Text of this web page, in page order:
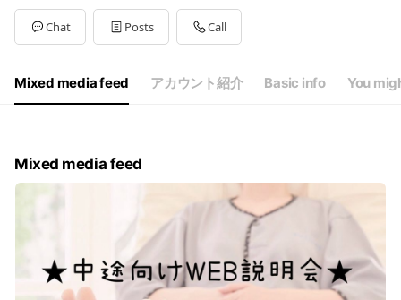
Chat Posts Call
Mixed media feed アカウント紹介 Basic info You
Mixed media feed